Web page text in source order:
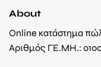
About
Online κατάστημα
Αριθμός ΓΕ.ΜΗ.: